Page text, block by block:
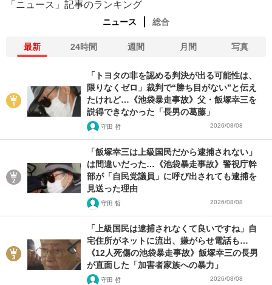
「ニュース」記事のランキング
ニュース 総合
最新 24時間 週間 月間 写真
「トヨタの非を認める判決が出る可能性は、
限りなくゼロ」裁判で“勝ち目がない”と伝え
たけれど…《池袋暴走事故》父・飯塚幸三を
説得できなかった「長男の葛藤」
守田 哲 2026/08/08
「飯塚幸三は上級国民だから逮捕されない」
は間違いだった…《池袋暴走事故》警視庁幹
部が「自民党議員」に呼び出されても逮捕を
見送った理由
守田 哲 2026/08/08
「上級国民は逮捕されなくて良いですね」自
宅住所がネットに流出、嫌がらせ電話も…
《12人死傷の池袋暴走事故》飯塚幸三の長男
が直面した「加害者家族への暴力」
守田 哲 2026/08/08